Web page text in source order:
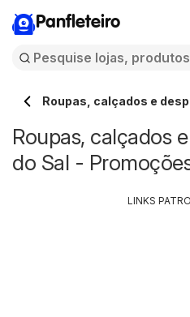
Panfleteiro
Roupas, calçados e
Roupas, calçados
do Sal -
LINKS